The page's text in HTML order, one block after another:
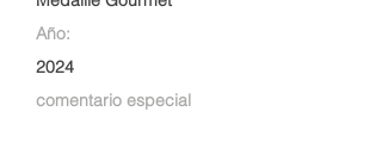
Año:
2024
comentario especial